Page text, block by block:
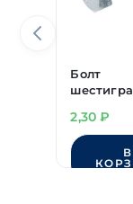
Болт
М6х10 мм
класс
2,30₽
В